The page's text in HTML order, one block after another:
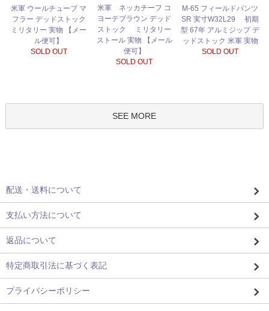
米軍 ウールチューブ マ
フラー デッドストック
ミリタリー 実物 【メー
ル便可】
SOLD OUT
米軍 ネッカチーフ コ
ヨーテブラウン デッド
ストック ミリタリー
ストール 実物 【メール
便可】
SOLD OUT
M-65 フィールドパンツ
SR 実寸W32L29 初期
型 67年 アルミジップ デ
ッドストック 米軍 実物
SOLD OUT
SEE MORE
配送・送料について
支払い方法について
返品について
特定商取引法に基づく表記
プライバシーポリシー